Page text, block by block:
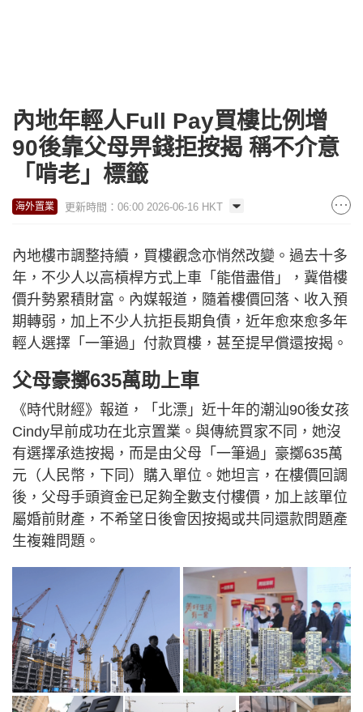
內地年輕人Full Pay買樓比例增
90後靠父母畀錢拒按揭 稱不介意
「啃老」標籤
海外置業 更新時間：06:00 2026-06-16 HKT
內地樓市調整持續，買樓觀念亦悄然改變。過去十多
年，不少人以高槓桿方式上車「能借盡借」，冀借樓
價升勢累積財富。內媒報道，隨着樓價回落、收入預
期轉弱，加上不少人抗拒長期負債，近年愈來愈多年
輕人選擇「一筆過」付款買樓，甚至提早償還按揭。
父母豪擲635萬助上車
《時代財經》報道，「北漂」近十年的潮汕90後女孩
Cindy早前成功在北京置業。與傳統買家不同，她沒
有選擇承造按揭，而是由父母「一筆過」豪擲635萬
元（人民幣，下同）購入單位。她坦言，在樓價回調
後，父母手頭資金已足夠全數支付樓價，加上該單位
屬婚前財產，不希望日後會因按揭或共同還款問題產
生複雜問題。